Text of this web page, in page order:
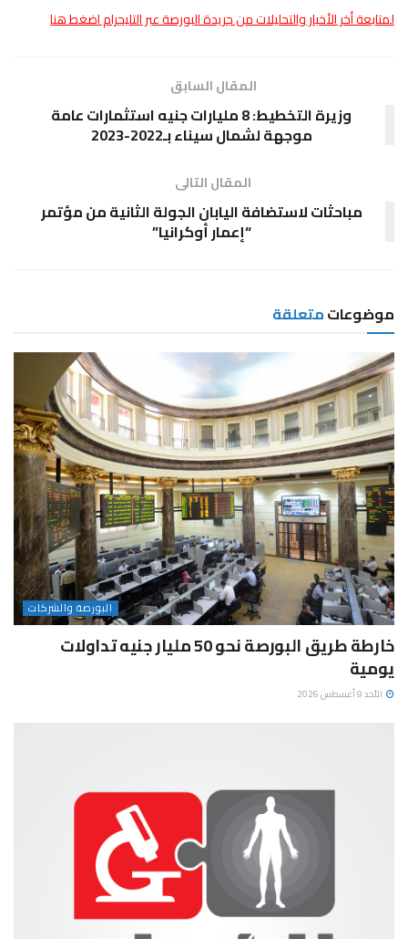
لمتابعة أخر الأخبار والتحليلات من جريدة البورصة عبر التليجرام اضغط هنا
المقال السابق
وزيرة التخطيط: 8 مليارات جنيه استثمارات عامة
موجهة لشمال سيناء بـ2022-2023
المقال التالى
مباحثات لاستضافة اليابان الجولة الثانية من مؤتمر
“إعمار أوكرانيا”
موضوعاتمتعلقة
البورصة والشركات
خارطة طريق البورصة نحو 50 مليار جنيه تداولات
يومية
الأحد 9 أغسطس 2026